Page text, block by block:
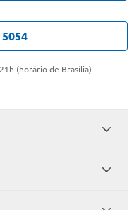
(horário de Brasília)